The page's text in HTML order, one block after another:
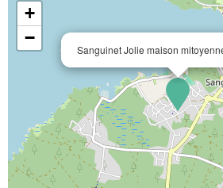
Sanguinet Jolie maison
+
−